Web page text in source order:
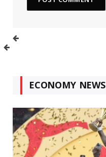
ECONOMY NEWS